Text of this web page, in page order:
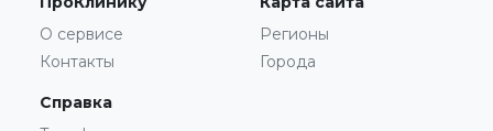
О сервисе
Контакты
Регионы
Города
Справка